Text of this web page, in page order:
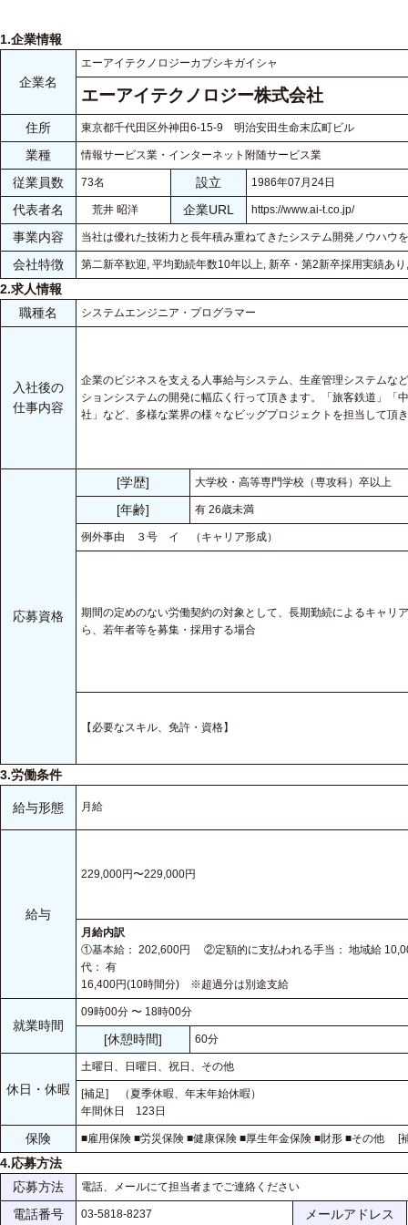
1.企業情報
企業名
エーアイテクノロジーカブシキガイシャ
エーアイテクノロジー株式会社
住所 東京都千代田区外神田6-15-9 明治安田生命末広町ビル
業種 情報サービス業・インターネット附随サービス業
従業員数 73名 設立 1986年07月24日
代表者名 荒井 昭洋 企業URL https://www.ai-t.co.jp/
事業内容 当社は優れた技術力と長年積み重ねてきたシステム開発ノウハウ
会社特徴 第二新卒歓迎, 平均勤続年数10年以上, 新卒・第2新卒採用実績あ
2.求人情報
職種名
システムエンジニア・プログラマー
入社後の
仕事内容
企業のビジネスを支える人事給与システム、生産管理システムな
ションシステムの開発に幅広く行って頂きます。「旅客鉄道」「
社」など、多様な業界の様々なビッグプロジェクトを担当して頂
応募資格
[学歴] 大学校・高等専門学校（専攻科）卒以上
[年齢] 有 26歳未満
例外事由 ３号 イ （キャリア形成）
期間の定めのない労働契約の対象として、長期勤続によるキャリ
ら、若年者等を募集・採用する場合
【必要なスキル、免許・資格】
3.労働条件
給与形態 月給
給与
229,000円〜229,000円
月給内訳
①基本給： 202,600円 ②定額的に支払われる手当： 地域給
代： 有
16,400円(10時間分) ※超過分は別途支給
就業時間
09時00分 〜 18時00分
[休憩時間] 60分
休日・休暇
土曜日、日曜日、祝日、その他
[補足] （夏季休暇、年末年始休暇）
年間休日 123日
保険 ■雇用保険 ■労災保険 ■健康保険 ■厚生年金保険 ■財形 ■その他 [
4.応募方法
応募方法
電話、メールにて担当者までご連絡ください
電話番号 03-5818-8237 メールアドレス